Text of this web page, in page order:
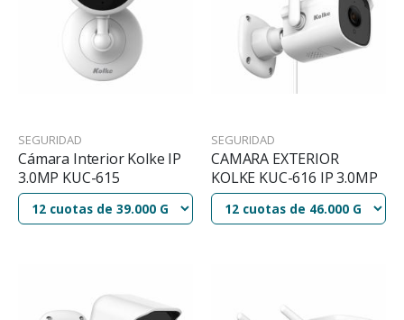
SEGURIDAD
Cámara Interior Kolke IP
3.0MP KUC-615
SEGURIDAD
CAMARA EXTERIOR
KOLKE KUC-616 IP 3.0MP